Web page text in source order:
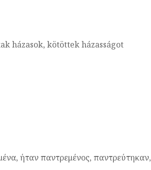
házasok, kötöttek házasságot
ήταν παντρεμένος, παντρεύτηκαν,